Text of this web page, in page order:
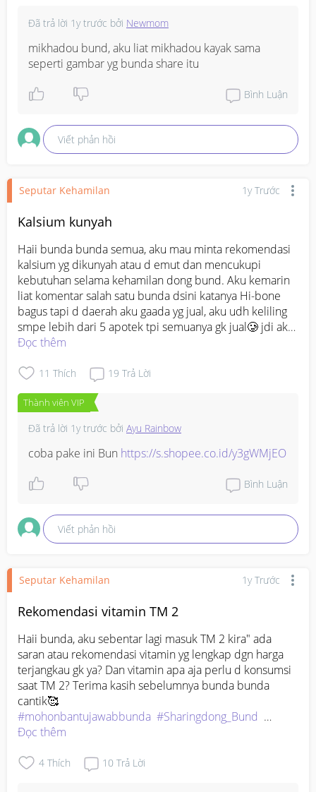
Đã trả lời 1y trước bởi Newmom
mikhadou bund, aku liat mikhadou kayak sama
seperti gambar yg bunda share itu
Bình Luận
Viết phản hồi
Seputar Kehamilan 1y Trước
Kalsium kunyah
Haii bunda bunda semua, aku mau minta rekomendasi
kalsium yg dikunyah atau d emut dan mencukupi
kebutuhan selama kehamilan dong bund. Aku kemarin
liat komentar salah satu bunda dsini katanya Hi-bone
bagus tapi d daerah aku gaada yg jual, aku udh keliling
smpe lebih dari 5 apotek tpi semuanya gk jual🥲 jdi aku
mau minta rekomendasi merk lain tpi yg bisa d kunyah
Đọc thêm
11 Thích 19 Trả Lời
Thành viên VIP
Đã trả lời 1y trước bởi Ayu Rainbow
coba pake ini Bun https://s.shopee.co.id/y3gWMjEO
Bình Luận
Viết phản hồi
Seputar Kehamilan 1y Trước
Rekomendasi vitamin TM 2
Haii bunda, aku sebentar lagi masuk TM 2 kira" ada
saran atau rekomendasi vitamin yg lengkap dgn harga
terjangkau gk ya? Dan vitamin apa aja perlu d konsumsi
saat TM 2? Terima kasih sebelumnya bunda bunda
#mohonbantujawabbunda #Sharingdong_Bund
#bantujawab
Đọc thêm
4 Thích 10 Trả Lời